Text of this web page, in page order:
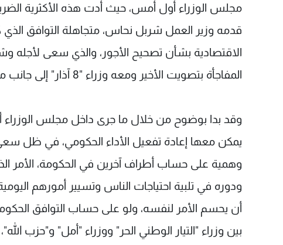
مجلس الوزراء أول أمس، حيث أدت هذه الأكثرية
قدمه وزير العمل شربل نحاس، متجاهلة التوافق الذي
الاقتصادية بشأن تصحيح الأجور، والذي سعى
المفاجأة بتصويت الأخير ومعه وزراء "8 آذار" إلى جانب مشروع نحاس وعدم الأخذ بمشروع رئيس الحكومة.
وقد بدا بوضوح من خلال ما جرى داخل مجلس الوزراء
يمكن معها إعادة تفعيل الأداء الحكومي، في ظل سعي
وهمية على حساب أطراف آخرين في الحكومة، الأمر
ودوره في تلبية احتياجات الناس وتسيير أمورهم
أن يحسم الأمر لنفسه، ولو على حساب التوافق
بين وزراء "التيار الوطني الحر" ووزراء "أمل" و"حزب